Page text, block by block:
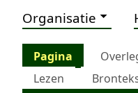
Organisatie
Pagina
Lezen